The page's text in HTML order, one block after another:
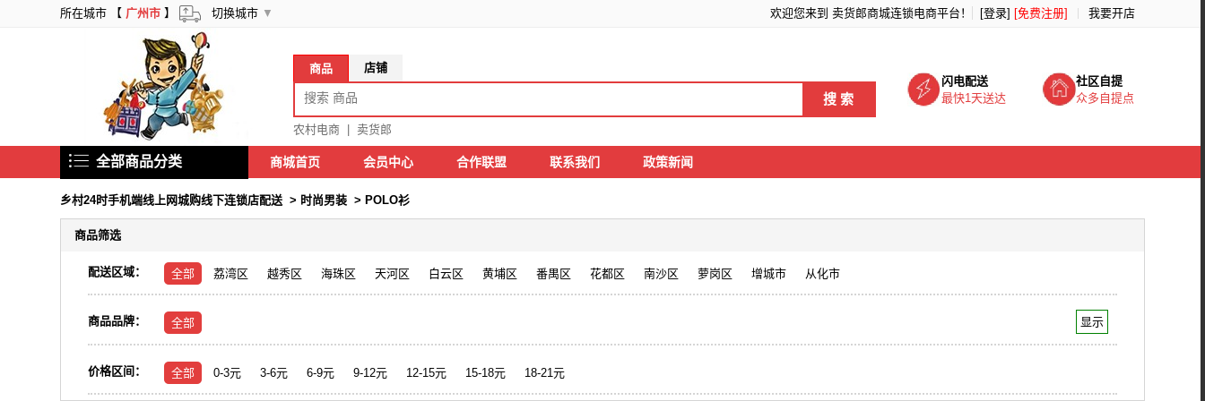
所在城市 【 广州市 】 切换城市 ▼ 欢迎您来到 卖货郎商城连锁电商平台 ！ [登录] [免费注册] 我要开店
商品 店铺
搜 索
农村电商 卖货郎
闪电配送
最快1天送达
社区自提
众多自提点
全部商品分类 商城首页 会员中心 合作联盟 联系我们 政策新闻
乡村24时手机端线上网城购线下连锁店配送 > 时尚男装 > POLO衫
商品筛选
配送区域： 全部 荔湾区 越秀区 海珠区 天河区 白云区 黄埔区 番禺区 花都区 南沙区 萝岗区 增城市 从化市
商品品牌： 显示
全部
价格区间： 全部 0-3元 3-6元 6-9元 9-12元 12-15元 15-18元 18-21元